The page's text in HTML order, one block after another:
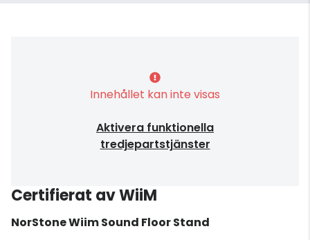
Innehållet kan inte visas
Aktivera funktionella
tredjepartstjänster
Certifierat av WiiM
NorStoneWiim Sound Floor Stand